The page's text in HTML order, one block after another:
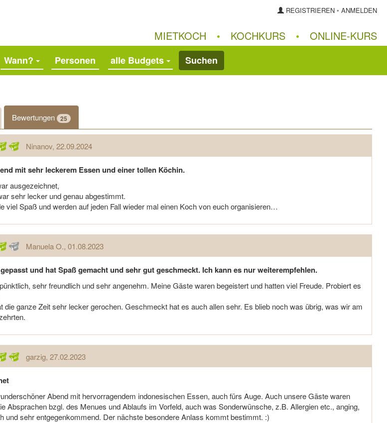
REGISTRIEREN ◦ ANMELDEN
MIETKOCH • KOCHKURS • ONLINE‑KURS
Wann? alle Budgets Suchen
Bewertungen 25
Ninanov, 22.09.2024
mit sehr leckerem Essen und einer tollen Köchin.
ausgezeichnet,
sehr lecker und genau abgestimmt.
viel Spaß und werden auf jeden Fall wieder mal einen Koch von euch organisieren…
Manuela O., 01.08.2023
und hat Spaß gemacht und sehr gut geschmeckt. Ich kann es nur weiterempfehlen.
sehr freundlich und sehr angenehm. Meine Gäste waren begeistert und hatten viel Freude. Probiert es
die ganze Zeit sehr lecker gerochen. Geschmeckt hat es auch allen sehr. Es blieb noch was übrig, was wir am
garzig, 27.02.2023
Abend mit hervorragendem indonesischen Essen, auch fürs Auge. Auch unsere Gäste waren
Absprachen bzgl. des Menues und Ablaufs im Vorfeld, auch was Sonderwünsche, z.B. Allergien etc., anging,
und sehr entgegenkommend. Der nächste besondere Anlass kommt bestimmt. :)